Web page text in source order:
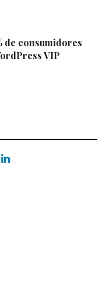
de consumidores
VIP